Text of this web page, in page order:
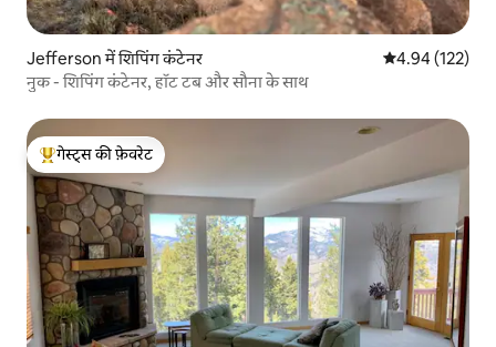
Jefferson में शिपिंग कंटेनर औसत रेटिंग 5 में से
4.94 (122)
नुक - शिपिंग कंटेनर, हॉट टब और सौना के साथ
गेस्ट्स का टॉप फ़ेवरेट
गेस्ट्स की फ़ेवरेट